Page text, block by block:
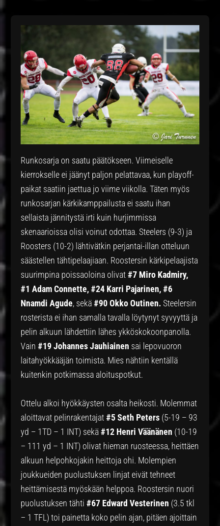
Runkosarja on saatu päätökseen. Viimeiselle
kierrokselle ei jäänyt paljon pelattavaa, kun playoff-
paikat saatiin jaettua jo viime viikolla. Täten myös
runkosarjan kärkikamppailusta ei saatu ihan
sellaista jännitystä irti kuin hurjimmissa
skenaarioissa olisi voinut odottaa. Steelers (9-3) ja
Roosters (10-2) lähtivätkin perjantai-illan otteluun
säästellen tähtipelaajiaan. Roostersin kärkipelaajista
suurimpina poissaoloina olivat#7 Miro Kadmiry,
#1 Adam Connette, #24 Karri Pajarinen, #6
Nnamdi Agude, sekä#90 Okko Outinen.Steelersin
rosterista ei ihan samalla tavalla löytynyt syvyyttä ja
pelin alkuun lähdettiin lähes ykköskokoonpanolla.
Vain#19 Johannes Jauhiainen sai lepovuoron
laitahyökkääjän toimista. Mies nähtiin kentällä
kuitenkin potkimassa aloituspotkut.
Ottelu alkoi hyökkäysten osalta heikosti. Molemmat
aloittavat pelinrakentajat#5 Seth Peters (5-19 – 93
yd – 1TD – 1 INT) sekä#12 Henri Väänänen (10-19
– 111 yd – 1 INT) olivat hieman ruosteessa, heittäen
alkuun helpohkojakin heittoja ohi. Molempien
joukkueiden puolustuksen linjat eivät tehneet
heittämisestä myöskään helppoa. Roostersin nuori
puolustuksen tähti#67 Edward Vesterinen (3.5 tkl
– 1 TFL) toi painetta koko pelin ajan, pitäen ajoittain